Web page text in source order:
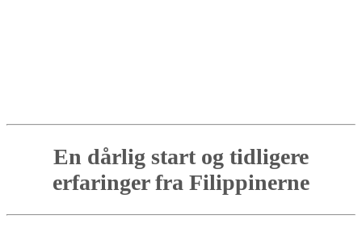
En dårlig start og tidligere
erfaringer fra Filippinerne